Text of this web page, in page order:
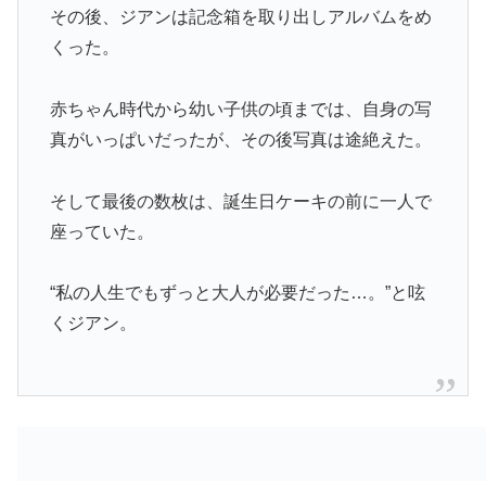
その後、ジアンは記念箱を取り出しアルバムをめ
くった。
赤ちゃん時代から幼い子供の頃までは、自身の写
真がいっぱいだったが、その後写真は途絶えた。
そして最後の数枚は、誕生日ケーキの前に一人で
座っていた。
“私の人生でもずっと大人が必要だった…。”と呟
くジアン。